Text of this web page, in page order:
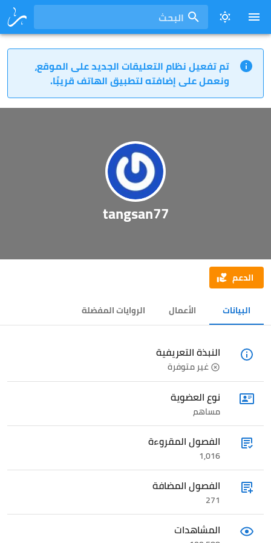
البحث
تم تفعيل نظام التعليقات الجديد على الموقع،
ونعمل على إضافته لتطبيق الهاتف قريبًا.
tangsan77
الدعم
البيانات الأعمال الروايات المفضلة
النبذة التعريفية
غير متوفرة
نوع العضوية
مساهم
الفصول المقروءة
1,016
الفصول المضافة
271
المشاهدات